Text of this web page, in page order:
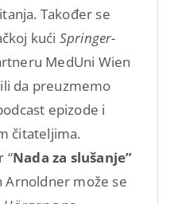
Također se
kući Springer-
MedUni Wien
da preuzmemo
epizode i
čitateljima.
“Nada za slušanje”
Arnoldner može se